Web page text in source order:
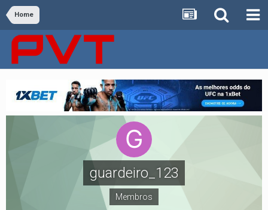
Home
guardeiro_123
Membros